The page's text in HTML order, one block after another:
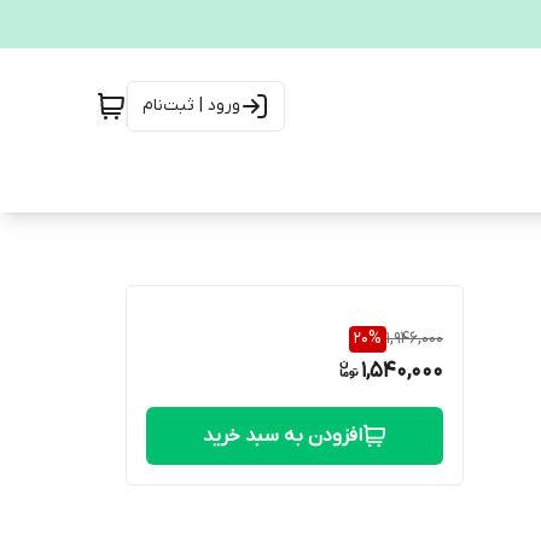
ورود | ثبت‌نام
1,946,000
20%
1,540,000
افزودن به سبد خرید